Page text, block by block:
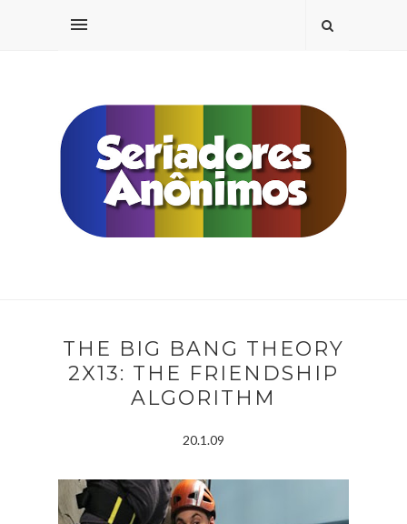
THE BIG BANG THEORY
2X13: THE FRIENDSHIP
ALGORITHM
20.1.09